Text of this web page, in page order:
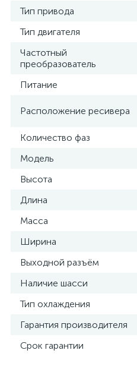
Тип привода
Тип двигателя
Частотный
преобразователь
Питание
Расположение ресивера
Количество фаз
Модель
Высота
Длина
Масса
Ширина
Выходной разъём
Наличие шасси
Тип охлаждения
Гарантия производителя
Срок гарантии